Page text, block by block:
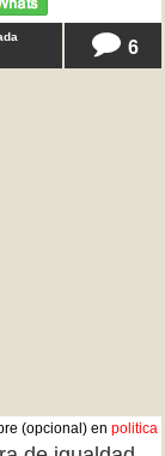
6
(opcional) en politica